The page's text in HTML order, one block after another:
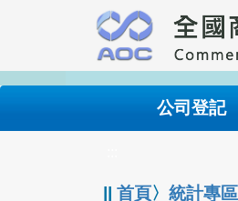
要
內
公司登記
||首頁〉統計專區